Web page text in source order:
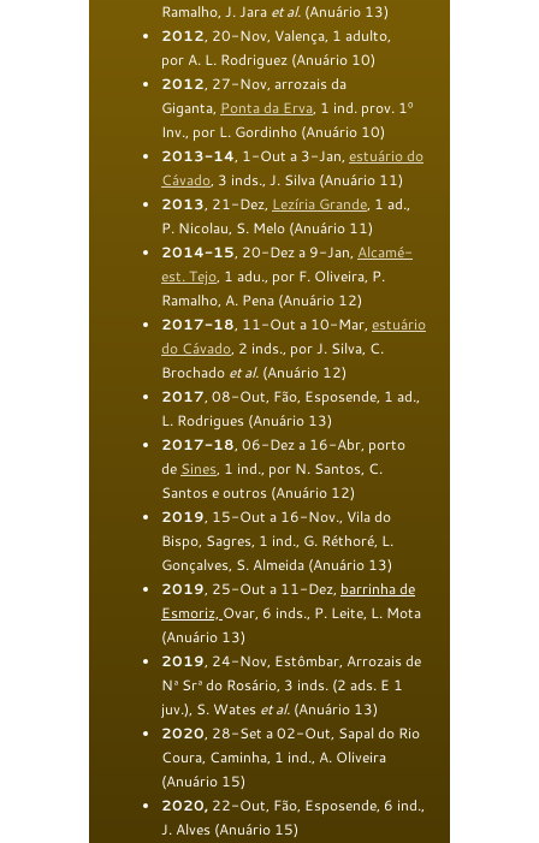
Ramalho, J. Jara et al. (Anuário 13)
2012, 20-Nov, Valença, 1 adulto,
por A. L. Rodriguez (Anuário 10)
2012, 27-Nov, arrozais da
Giganta, Ponta da Erva, 1 ind. prov. 1º
Inv., por L. Gordinho (Anuário 10)
2013-14, 1-Out a 3-Jan, estuário do
Cávado, 3 inds., J. Silva (Anuário 11)
2013, 21-Dez, Lezíria Grande, 1 ad.,
P. Nicolau, S. Melo (Anuário 11)
2014-15, 20-Dez a 9-Jan, Alcamé-
est.Tejo, 1 adu., por F. Oliveira, P.
Ramalho, A. Pena (Anuário 12)
2017-18, 11-Out a 10-Mar, estuário
do Cávado, 2 inds., por J. Silva, C.
Brochado et al. (Anuário 12)
2017, 08-Out, Fão, Esposende, 1 ad.,
L. Rodrigues (Anuário 13)
2017-18, 06-Dez a 16-Abr, porto
de Sines, 1 ind., por N. Santos, C.
Santos e outros (Anuário 12)
2019, 15-Out a 16-Nov., Vila do
Bispo, Sagres, 1 ind., G. Réthoré, L.
Gonçalves, S. Almeida (Anuário 13)
2019, 25-Out a 11-Dez, barrinha de
Esmoriz, Ovar, 6 inds., P. Leite, L. Mota
(Anuário 13)
2019, 24-Nov, Estômbar, Arrozais de
Nª Srª do Rosário, 3 inds. (2 ads. E 1
juv.), S. Wates et al. (Anuário 13)
2020, 28-Set a 02-Out, Sapal do Rio
Coura, Caminha, 1 ind., A. Oliveira
(Anuário 15)
2020, 22-Out, Fão, Esposende, 6 ind.,
J. Alves (Anuário 15)